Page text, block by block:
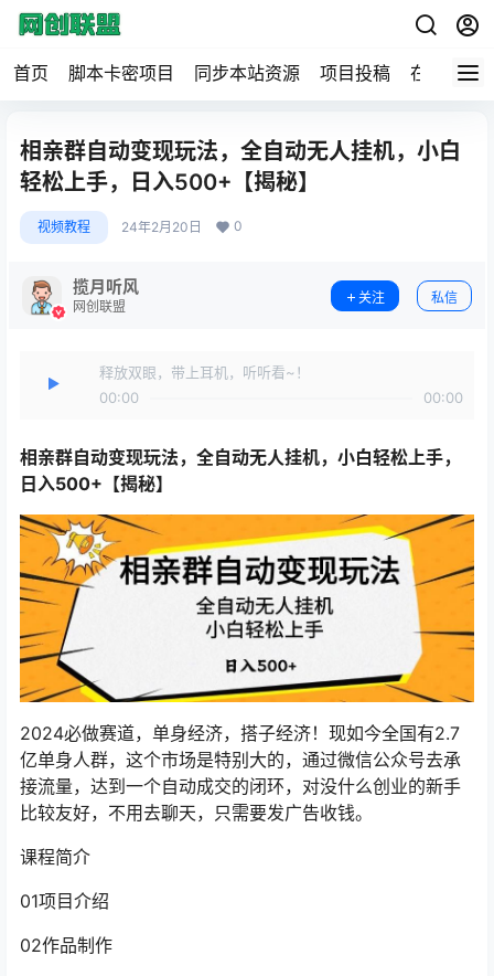
首页 脚本卡密项目 同步本站资源 项目投稿 在线工具
相亲群自动变现玩法，全自动无人挂机，小白
轻松上手，日入500+【揭秘】
视频教程 24年2月20日 0
揽月听风
网创联盟
关注 私信
释放双眼，带上耳机，听听看~！
00:00
00:00
相亲群自动变现玩法 ，全自动无人挂机，小白轻松上手，
日入500+【揭秘】
2024必做赛道，单身经济，搭子经济！现如今全国有2.7
亿单身人群，这个市场是特别大的，通过微信公众号去承
接流量，达到一个自动成交的闭环，对没什么创业的新手
比较友好，不用去聊天，只需要发广告收钱。
课程简介
01项目介绍
02作品制作